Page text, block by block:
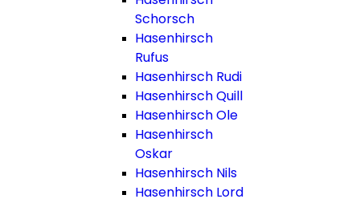
Schorsch
Hasenhirsch
Rufus
Hasenhirsch Rudi
Hasenhirsch Quill
Hasenhirsch Ole
Hasenhirsch
Oskar
Hasenhirsch Nils
Hasenhirsch Lord